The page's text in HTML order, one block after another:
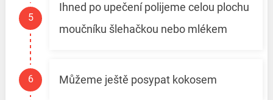
Ihned po upečení polijeme celou plochu
moučníku šlehačkou nebo mlékem
Můžeme ještě posypat kokosem